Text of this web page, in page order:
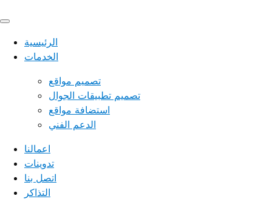
الرئيسية
الخدمات
تصميم مواقع
تصميم تطبيقات الجوال
استضافة مواقع
الدعم الفني
اعمالنا
تدوينات
اتصل بنا
التذاكر